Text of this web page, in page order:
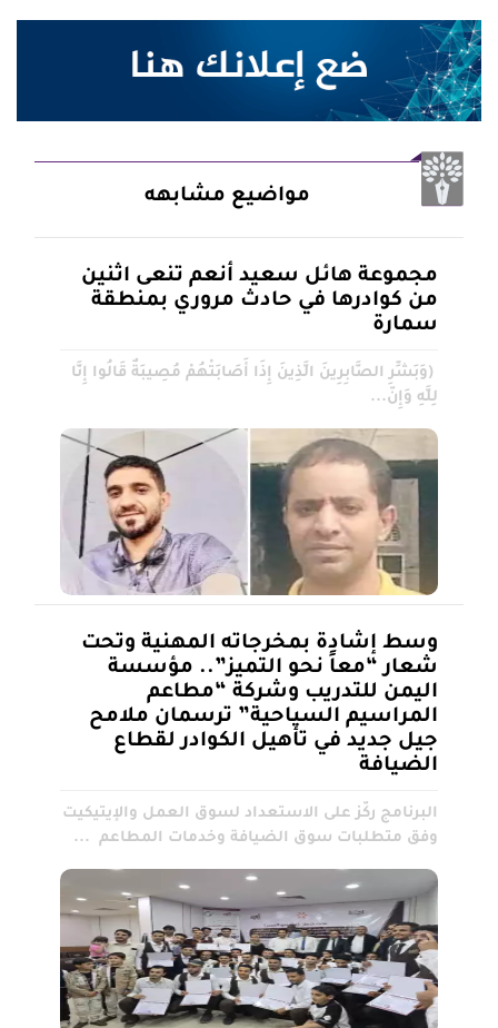
مواضيع مشابهه
مجموعة هائل سعيد أنعم تنعى اثنين
من كوادرها في حادث مروري بمنطقة
سمارة
(وَبَشِّرِ الصَّابِرِينَ الَّذِينَ إِذَا أَصَابَتْهُمْ مُصِيبَةٌ قَالُوا إِنَّا
لِلَّهِ وَإِنّ...
وسط إشادة بمخرجاته المهنية وتحت
شعار “معاً نحو التميز”.. مؤسسة
اليمن للتدريب وشركة “مطاعم
المراسيم السياحية” ترسمان ملامح
جيل جديد في تأهيل الكوادر لقطاع
الضيافة
البرنامج ركّز على الاستعداد لسوق العمل والإيتيكيت
وفق متطلبات سوق الضيافة وخدمات المطاعم ...